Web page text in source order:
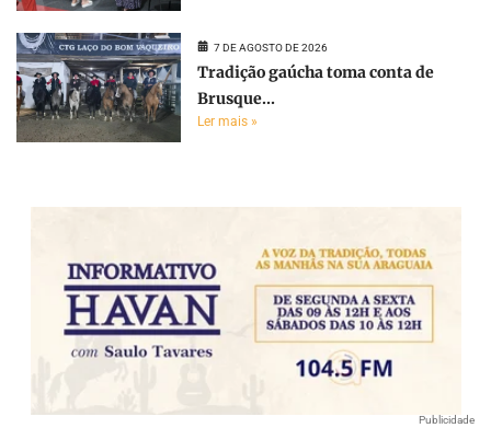
7 DE AGOSTO DE 2026
Tradição gaúcha toma conta de
Brusque...
Ler mais »
Publicidade